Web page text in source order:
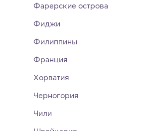
Фарерские острова
Фиджи
Филиппины
Франция
Хорватия
Черногория
Чили